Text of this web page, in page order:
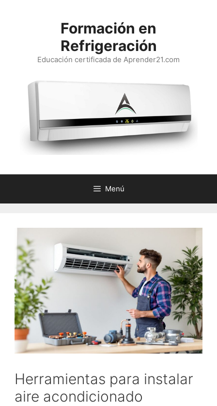
Formación en
Refrigeración
Educación certificada de Aprender21.com
Menú
Herramientas para instalar
aire acondicionado